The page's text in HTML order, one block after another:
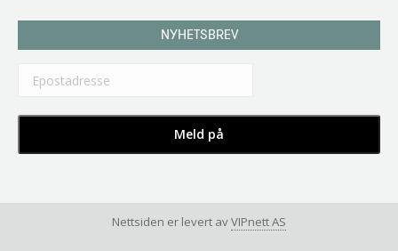
NYHETSBREV
Nettsiden er levert avVIPnett AS